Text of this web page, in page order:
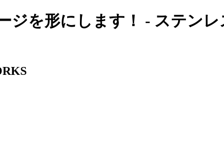
ジを形にします！ - ステン